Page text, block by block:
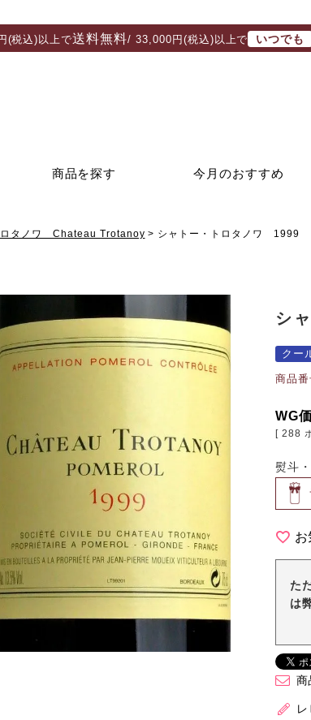
(税込)以上で送料無料/ 33,000円(税込)以上で いつでも
商品を探す 今月のおすすめ
ロタノワ Chateau Trotanoy シャトー・トロタノワ 1999
シ
クー
商品
WG
[ 288
熨斗
お
た
は
商